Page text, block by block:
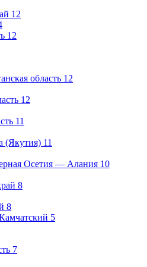
12
12
область 12
12
11
(Якутия) 11
Осетия — Алания 10
8
8
5
7